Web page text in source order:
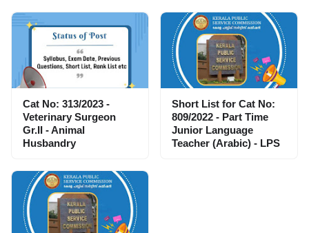
Cat No: 313/2023 -
Veterinary Surgeon
Gr.II - Animal
Husbandry
Short List for Cat No:
809/2022 - Part Time
Junior Language
Teacher (Arabic) - LPS